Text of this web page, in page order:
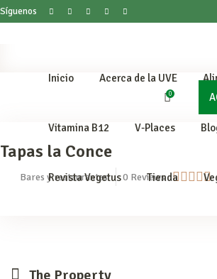
Síguenos
Inicio Acerca de la UVE
Vitamina B12 V-Places
Revista Vegetus Tienda
0
products in the cart.
Tapas la Conce
Bares y restaurantes 0 Reviews
The Property